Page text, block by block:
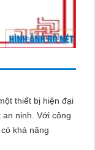
thiết bị hiện đại
Với công
khả năng